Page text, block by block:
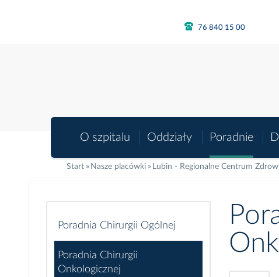
76 840 15 00
O szpitalu Oddziały Poradnie
Start Nasze placówki Lubin - Regionalne Centrum
Poradnia Chirurgii Ogólnej
Poradnia Chirurgii
Onkologicznej